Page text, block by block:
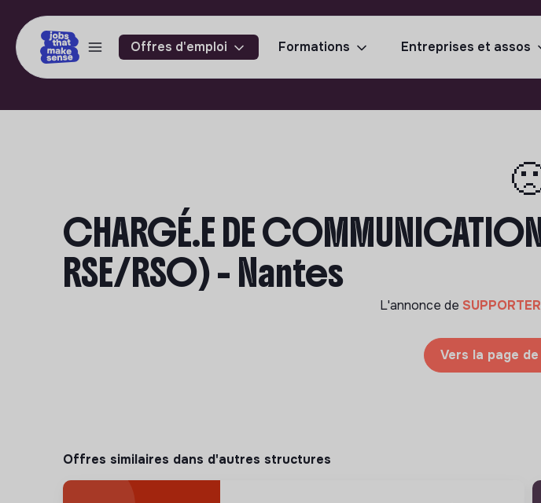
Offres d'emploi Formations Entreprises et assos
CHARGÉ.E DE COMMUNICATION
RSE/RSO) - Nantes
L'annonce de
Vers la page
Offres similaires dans d'autres structures